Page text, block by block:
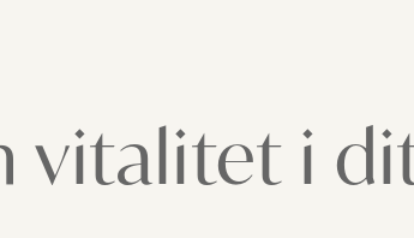
vitalitet i